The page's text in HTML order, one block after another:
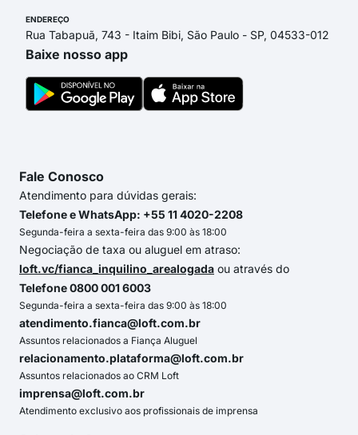
ENDEREÇO
Rua Tabapuã, 743 - Itaim Bibi, São Paulo - SP, 04533-012
Baixe nosso app
Fale Conosco
Atendimento para dúvidas gerais:
Telefone e WhatsApp: +55 11 4020-2208
Segunda-feira a sexta-feira das 9:00 às 18:00
Negociação de taxa ou aluguel em atraso:
loft.vc/fianca_inquilino_arealogada ou através do
Telefone 0800 001 6003
Segunda-feira a sexta-feira das 9:00 às 18:00
atendimento.fianca@loft.com.br
Assuntos relacionados a Fiança Aluguel
relacionamento.plataforma@loft.com.br
Assuntos relacionados ao CRM Loft
imprensa@loft.com.br
Atendimento exclusivo aos profissionais de imprensa